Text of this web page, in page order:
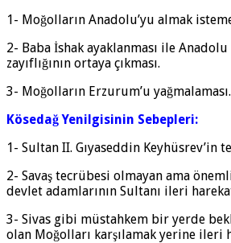
1- Moğolların Anadolu’yu almak
2- Baba İshak ayaklanması ile
zayıflığının ortaya çıkması.
3- Moğolların Erzurum’u yağmalaması.
Kösedağ Yenilgisinin Sebepleri:
1- Sultan II. Gıyaseddin Keyhüsrev’in
2- Savaş tecrübesi olmayan ama
devlet adamlarının Sultanı ileri
3- Sivas gibi müstahkem bir yerde
olan Moğolları karşılamak yerine ileri